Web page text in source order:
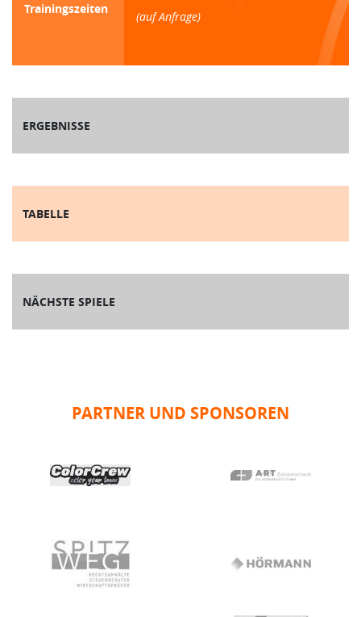
Trainingszeiten
(auf Anfrage)
ERGEBNISSE
TABELLE
NÄCHSTE SPIELE
PARTNER UND SPONSOREN